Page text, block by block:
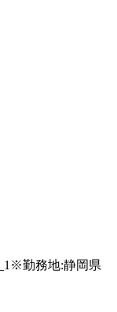
勤務地:静岡県